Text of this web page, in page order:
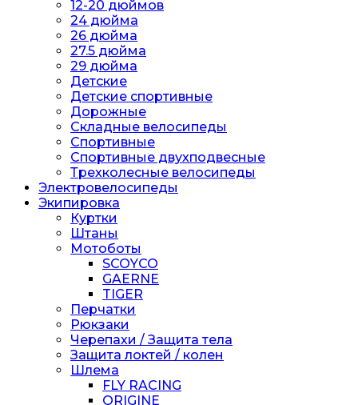
12-20 дюймов
24 дюйма
26 дюйма
27.5 дюйма
29 дюйма
Детские
Детские спортивные
Дорожные
Складные велосипеды
Спортивные
Спортивные двухподвесные
Трехколесные велосипеды
Электровелосипеды
Экипировка
Куртки
Штаны
Мотоботы
SCOYCO
GAERNE
TIGER
Перчатки
Рюкзаки
Черепахи / Защита тела
Защита локтей / колен
Шлема
FLY RACING
ORIGINE